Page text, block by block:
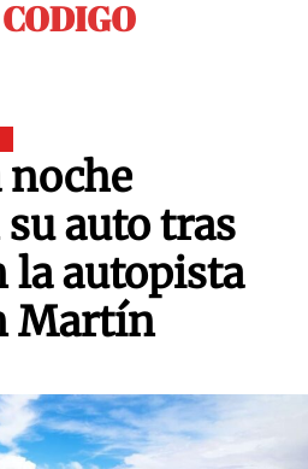
noche
auto tras
la autopista
Martín